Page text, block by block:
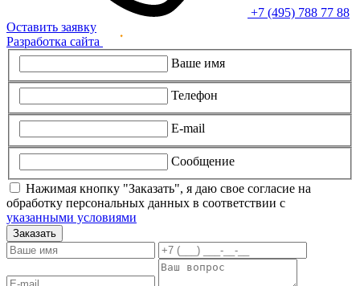
+7 (495) 788 77 88
Оставить заявку
Разработка сайта
Ваше имя
Телефон
E-mail
Сообщение
Нажимая кнопку "Заказать", я даю свое согласие на
обработку персональных данных в соответствии с
указанными условиями
Заказать